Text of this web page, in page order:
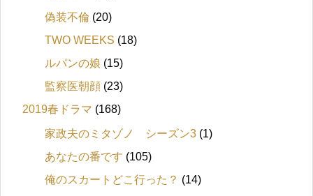
偽装不倫 (20)
TWO WEEKS (18)
ルパンの娘 (15)
監察医朝顔 (23)
2019春ドラマ (168)
家政夫のミタゾノ シーズン3 (1)
あなたの番です (105)
俺のスカートどこ行った？ (14)